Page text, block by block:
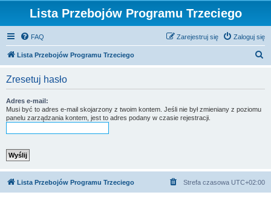
Lista Przebojów Programu Trzeciego
FAQ Zaloguj się
Zarejestruj się
Lista Przebojów Programu Trzeciego
Zresetuj hasło
Adres e-mail:
Musi być to adres e-mail skojarzony z twoim kontem. Jeśli nie był zmieniany z poziomu
panelu zarządzania kontem, jest to adres podany w czasie rejestracji.
Lista Przebojów Programu Trzeciego Strefa czasowa UTC+02:00